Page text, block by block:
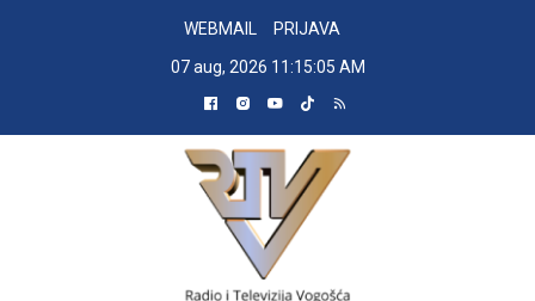
WEBMAIL
PRIJAVA
07 aug, 2026 11:15:06 AM